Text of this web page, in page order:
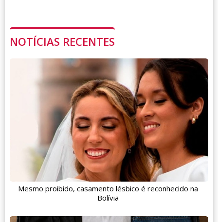
NOTÍCIAS RECENTES
Mesmo proibido, casamento lésbico é reconhecido na
Bolívia